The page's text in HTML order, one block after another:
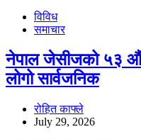
विविध
समाचार
नेपाल जेसीजको ५३ औँ
लोगो सार्वजनिक
रोहित काफ्ले
July 29, 2026